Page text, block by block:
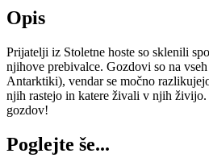
Opis
Prijatelji iz Stoletne hoste so sklenili
njihove prebivalce. Gozdovi so na
Antarktiki), vendar se močno
njih rastejo in katere živali v njih živijo.
gozdov!
Poglejte še...